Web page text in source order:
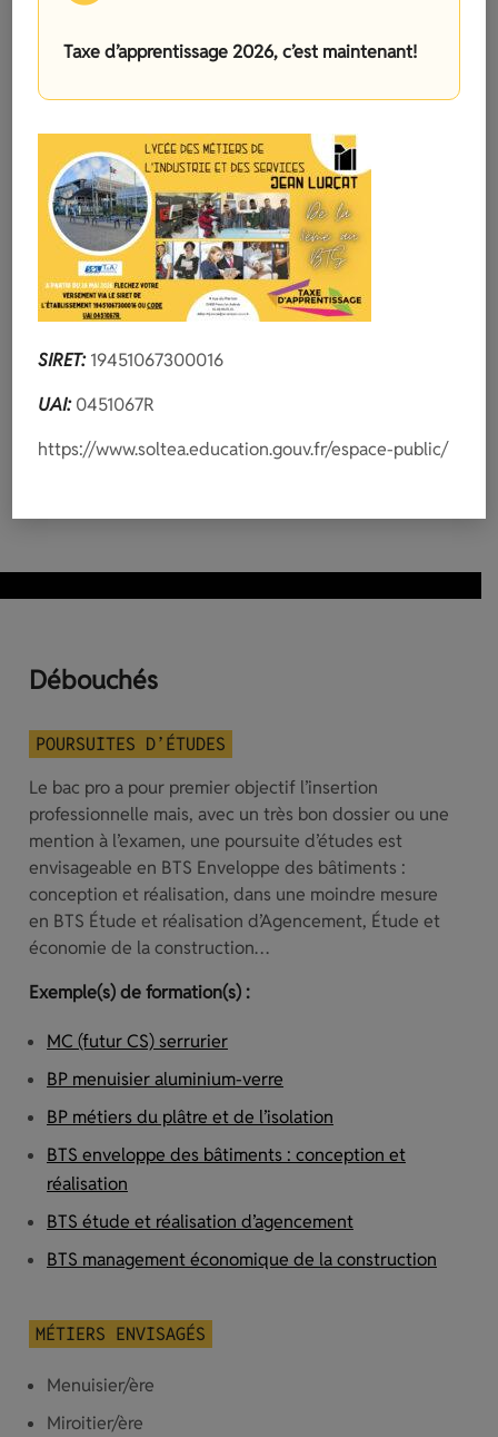
23 %sont inscrits en formation (formation
supérieure, redoublants, changement de
filière)
22 %sont dans d’autres cas (recherche
d’emploi, à l’étranger, indépendant, etc.)
FICHE ONISEP
Débouchés
POURSUITES D’ÉTUDES
Le bac pro a pour premier objectif l’insertion
professionnelle mais, avec un très bon dossier ou une
mention à l’examen, une poursuite d’études est
envisageable en BTS Enveloppe des bâtiments :
conception et réalisation, dans une moindre mesure
en BTS Étude et réalisation d’Agencement, Étude et
économie de la construction…
Exemple(s) de formation(s) :
MC (futur CS) serrurier
BP menuisier aluminium-verre
BP métiers du plâtre et de l’isolation
BTS enveloppe des bâtiments : conception et
réalisation
BTS étude et réalisation d’agencement
BTS management économique de la construction
MÉTIERS ENVISAGÉS
Menuisier/ère
Miroitier/ère
Taxe d’apprentissage 2026, c’est maintenant!
SIRET:19451067300016
UAI:0451067R
https://www.soltea.education.gouv.fr/espace-public/